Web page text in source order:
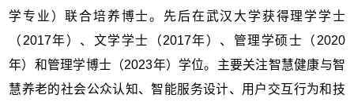
学专业）联合培养博士。先后在武汉大学获得理学学士
（2017年）、文学学士（2017年）、管理学硕士（2020
年）和管理学博士（2023年）学位。主要关注智慧健康与智
慧养老的社会公众认知、智能服务设计、用户交互行为和技